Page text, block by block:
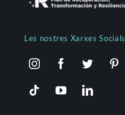
Les nostres Xarxes Socials